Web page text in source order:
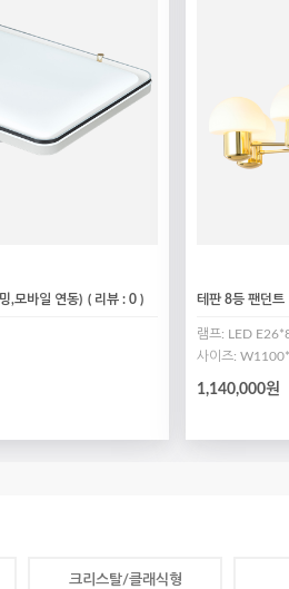
,모바일 연동) ( 리뷰 : 0 ) 테판 8등 팬던트
램프: LED
사이즈:
1,140,000원
크리스탈/클래식형